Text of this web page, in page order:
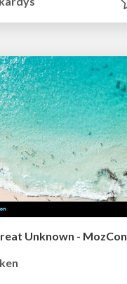
Unknown - MozCon